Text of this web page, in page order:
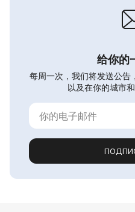
给你的
每周一次，我们将发送公告
以及在你的城市